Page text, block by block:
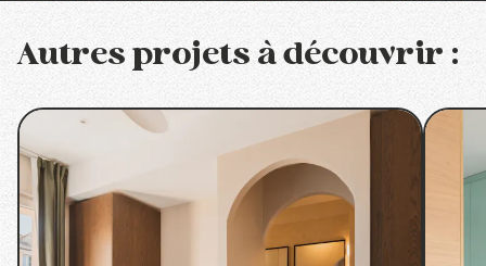
Autres projets à découvrir :